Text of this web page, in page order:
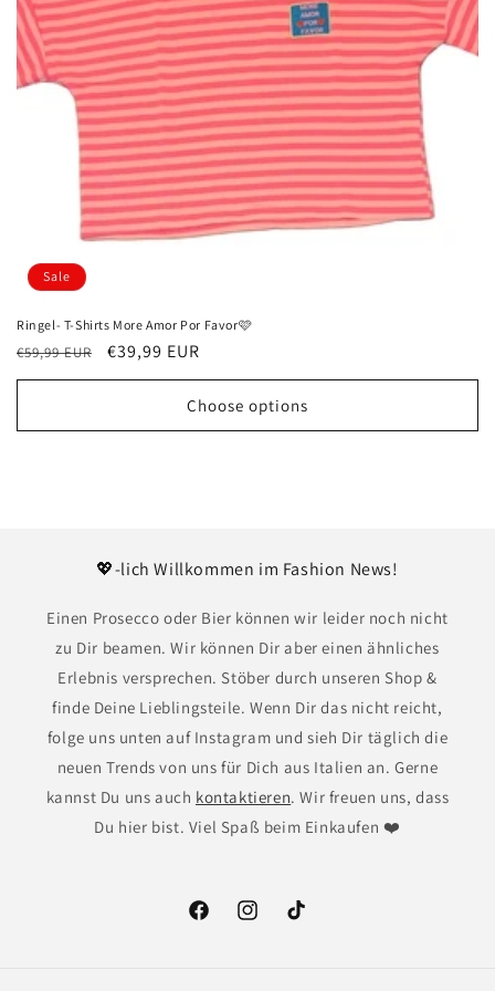
o
n
Sale
Ringel- T-Shirts More Amor Por Favor🩷
Regular
price
€59,99 EUR
Sale
price
€39,99 EUR
Choose options
💖-lich Willkommen im Fashion News!
Einen Prosecco oder Bier können wir leider noch nicht
zu Dir beamen. Wir können Dir aber einen ähnliches
Erlebnis versprechen. Stöber durch unseren Shop &
finde Deine Lieblingsteile. Wenn Dir das nicht reicht,
folge uns unten auf Instagram und sieh Dir täglich die
neuen Trends von uns für Dich aus Italien an. Gerne
kannst Du uns auch kontaktieren. Wir freuen uns, dass
Du hier bist. Viel Spaß beim Einkaufen ❤️
FacebookInstagramTikTok